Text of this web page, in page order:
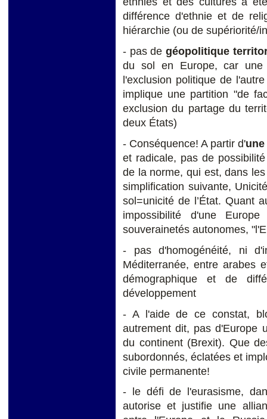
différence d'ethnie et de
hiérarchie (ou de supériorité/
- pas de géopolitique
du sol en Europe, car
l'exclusion politique de
implique une partition "de
exclusion du partage du
deux États)
- Conséquence! A partir d'
et radicale, pas de
de la norme, qui est, dans
simplification suivante,
sol=unicité de l’État. Quant
impossibilité d'une
souverainetés autonomes,
- pas d'homogénéité, ni
Méditerranée, entre arabes
démographique et de
développement
- A l'aide de ce constat,
autrement dit, pas d'Europe
du continent (Brexit). Que
subordonnés, éclatées et
civile permanente!
- le défi de l'eurasisme,
autorise et justifie une